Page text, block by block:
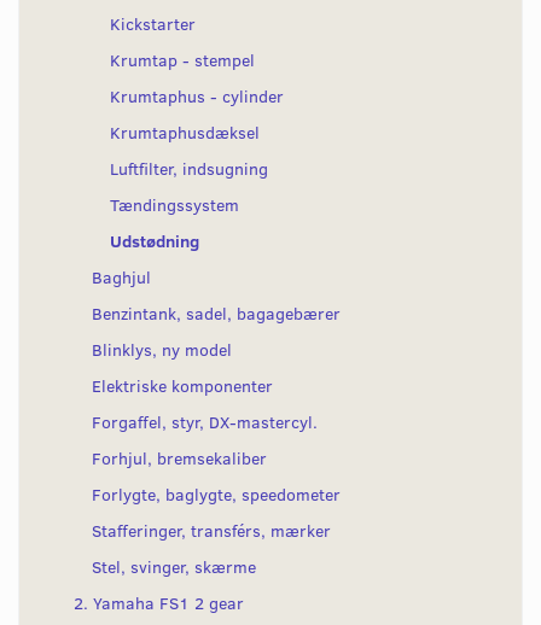
Kickstarter
Krumtap - stempel
Krumtaphus - cylinder
Krumtaphusdæksel
Luftfilter, indsugning
Tændingssystem
Udstødning
Baghjul
Benzintank, sadel, bagagebærer
Blinklys, ny model
Elektriske komponenter
Forgaffel, styr, DX-mastercyl.
Forhjul, bremsekaliber
Forlygte, baglygte, speedometer
Stafferinger, transférs, mærker
Stel, svinger, skærme
2. Yamaha FS1 2 gear